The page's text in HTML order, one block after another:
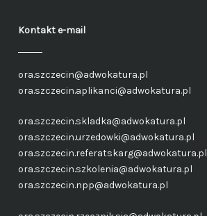
Kontakt e-mail
ora.szczecin@adwokatura.pl
ora.szczecin.aplikanci@adwokatura.pl
ora.szczecin.skladka@adwokatura.pl
ora.szczecin.urzedowki@adwokatura.pl
ora.szczecin.referatskarg@adwokatura.pl
ora.szczecin.szkolenia@adwokatura.pl
ora.szczecin.npp@adwokatura.pl